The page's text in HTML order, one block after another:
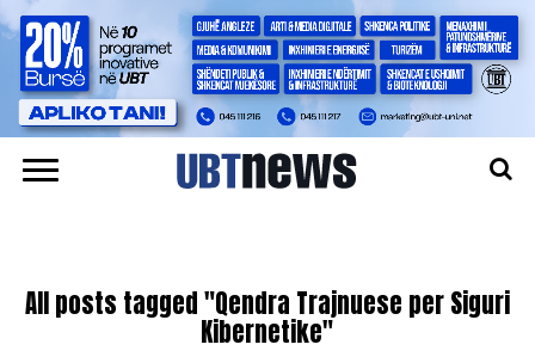
All posts tagged "Qendra Trajnuese per Siguri
Kibernetike"